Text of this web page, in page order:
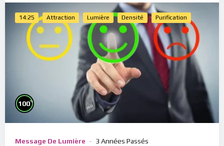
14:25 Attraction Lumière Densité Purification
100%
Message De Lumière 3 Années Passés